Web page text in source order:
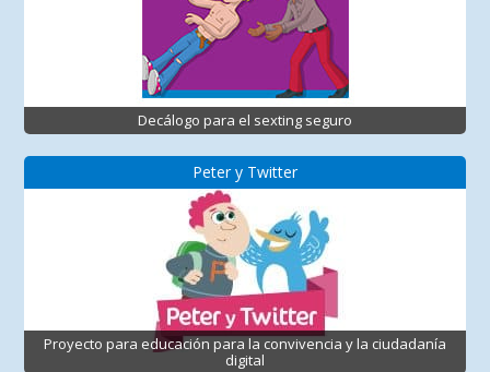
Decálogo para el sexting seguro
Peter y Twitter
Proyecto para educación para la convivencia y la ciudadanía
digital